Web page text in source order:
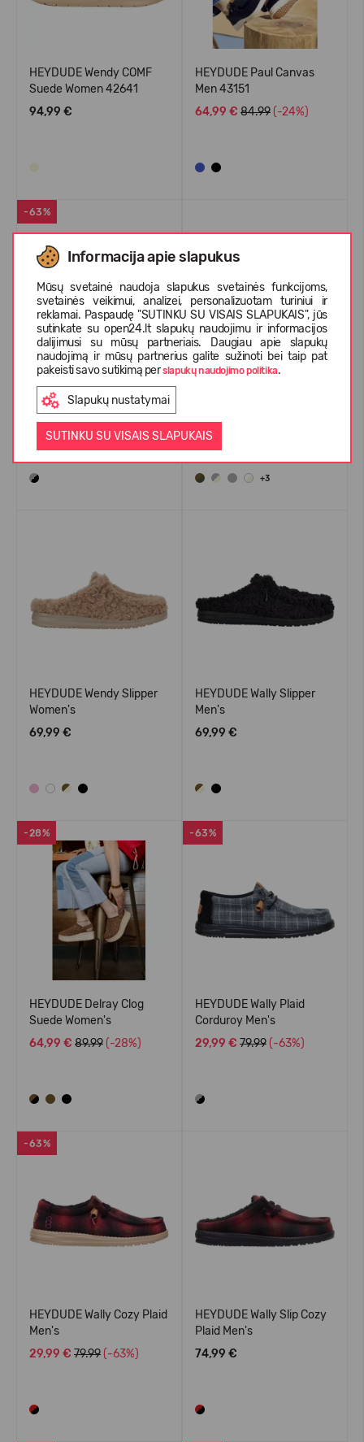
Informacija apie slapukus
Mūsų svetainė naudoja slapukus svetainės funkcijoms,
svetainės veikimui, analizei, personalizuotam turiniui ir
reklamai. Paspaudę "SUTINKU SU VISAIS SLAPUKAIS", jūs
sutinkate su open24.lt slapukų naudojimu ir informacijos
dalijimusi su mūsų partneriais. Daugiau apie slapukų
naudojimą ir mūsų partnerius galite sužinoti bei taip pat
pakeisti savo sutikimą perslapukų naudojimo politika.
Slapukų nustatymai
SUTINKU SU VISAIS SLAPUKAIS
HEYDUDE Wendy COMF
Suede Women 42641
94,99 €
HEYDUDE Paul Canvas
Men 43151
64,99 € 84.99 (-24%)
-63%
HEYDUDE Wendy Hey2O
Mesh Women 43164
29,99 €79.99(-63%)
69,99 €
+3
HEYDUDE Wendy Slipper
Women's
69,99 €
HEYDUDE Wally Slipper
Men's
69,99 €
-28%
HEYDUDE Delray Clog
Suede Women's
64,99 € 89.99 (-28%)
-63%
HEYDUDE Wally Plaid
Corduroy Men's
29,99 € 79.99 (-63%)
-63%
HEYDUDE Wally Cozy Plaid
Men's
29,99 € 79.99 (-63%)
HEYDUDE Wally Slip Cozy
Plaid Men's
74,99 €